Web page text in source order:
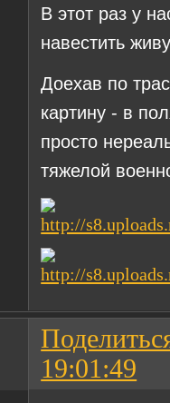
В этот раз у
навестить
Доехав по
картину - в
просто
тяжелой
19:01:49